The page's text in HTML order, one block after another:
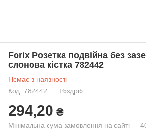
Forix Розетка подвійна без
слонова кістка 782442
Немає в наявності
Код: 782442
Роздріб
294,20 ₴
Мінімальна сума замовлення на сайті —